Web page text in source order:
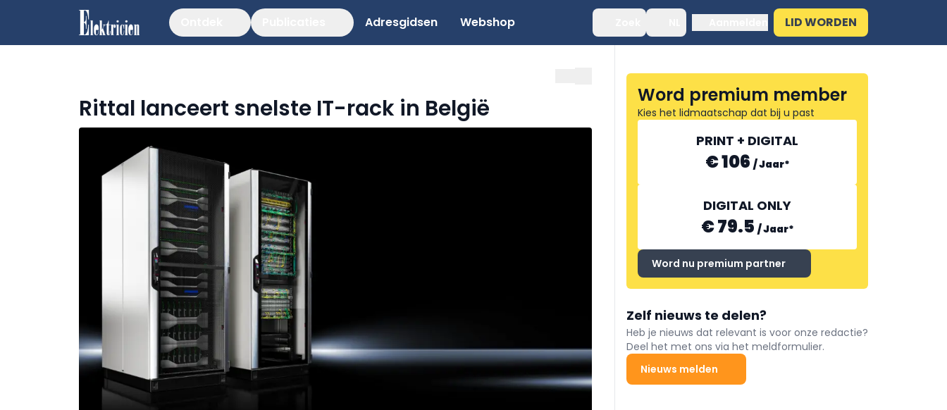
Adresgidsen Webshop LID WORDEN
Rittal lanceert snelste IT-rack in België Word premium member
Kies het lidmaatschap dat bij u past
PRINT + DIGITAL
€ 106 /Jaar*
DIGITAL ONLY
€ 79.5 /Jaar*
Word nu premium partner
Zelf nieuws te delen?
Heb je nieuws dat relevant is voor onze redactie?
Deel het met ons via het meldformulier.
Nieuws melden